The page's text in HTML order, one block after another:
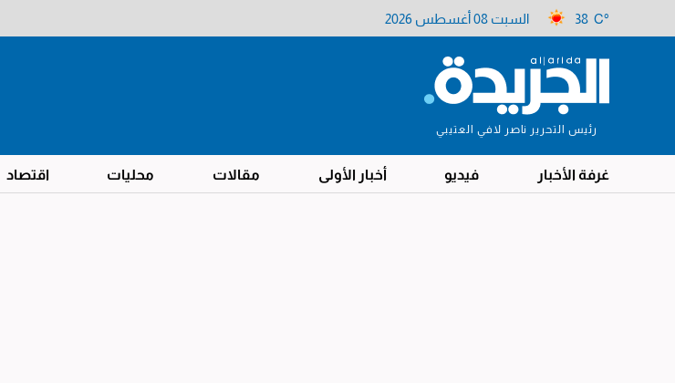
38 C° السبت 08 أغسطس 2026
رئيس التحرير ناصر لافي العتيبي
غرفة الأخبار فيديو أخبار الأولى مقالات محليات اقتصاد